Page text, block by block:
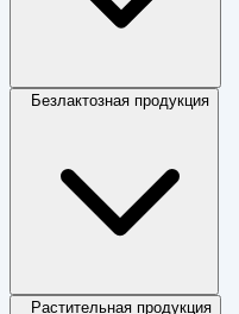
Безлактозная продукция
Растительная продукция